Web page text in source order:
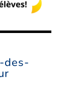
des-